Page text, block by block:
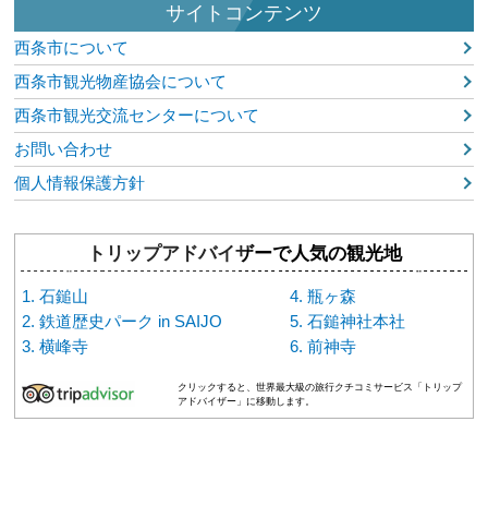
サイトコンテンツ
西条市について
西条市観光物産協会について
西条市観光交流センターについて
お問い合わせ
個人情報保護方針
トリップアドバイザーで人気の観光地
石鎚山
鉄道歴史パーク in SAIJO
横峰寺
瓶ヶ森
石鎚神社本社
前神寺
クリックすると、世界最大級の旅行クチコミサービス「トリップ
アドバイザー」に移動します。